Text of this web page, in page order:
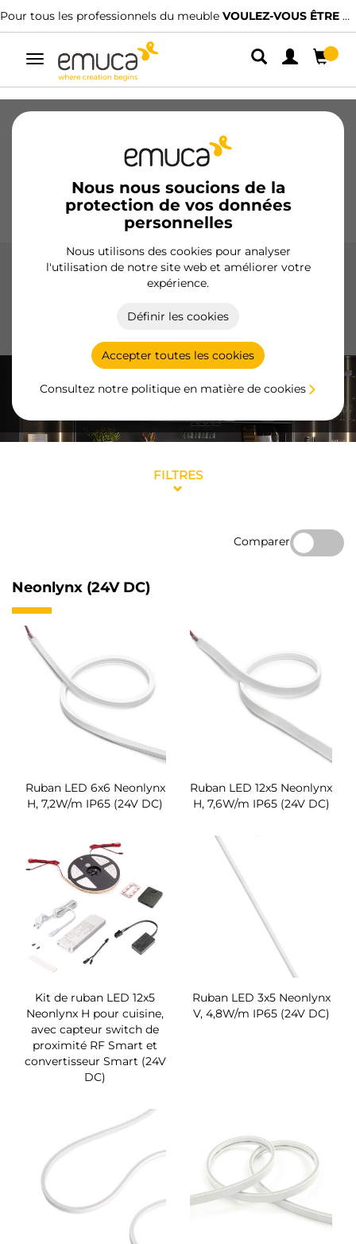
professionnels du meubleVOULEZ-VOUS ÊTRE CLIENT ? Nous
Alterner
navigation
Nous nous soucions de la
protection de vos données
personnelles
Nous utilisons des cookies pour analyser
l'utilisation de notre site web et améliorer votre
expérience.
Définir les cookies
Accepter toutes les cookies
Consultez notre politique en matière de cookies
Charnières
Cuisine Montage
Poignées Pieds Présentoirs
Neonlynx (24V DC)
uniforme et esthétique dans les espaces intérieurs et
FILTRES
Comparer
Neonlynx (24V DC)
Ruban LED 6x6 Neonlynx
H, 7,2W/m IP65 (24V DC)
Ruban LED 12x5 Neonlynx
H, 7,6W/m IP65 (24V DC)
Kit de ruban LED 12x5
Neonlynx H pour cuisine,
avec capteur switch de
proximité RF Smart et
convertisseur Smart (24V
DC)
Ruban LED 3x5 Neonlynx
V, 4,8W/m IP65 (24V DC)